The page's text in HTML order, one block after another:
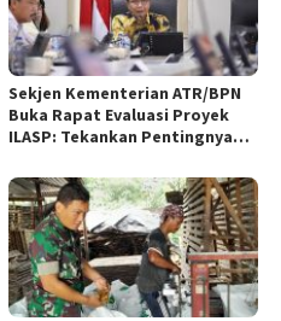
Sekjen Kementerian ATR/BPN
Buka Rapat Evaluasi Proyek
ILASP: Tekankan Pentingnya
Anggaran